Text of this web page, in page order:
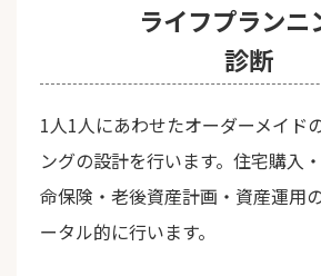
ライフプランニ
診断
1人1人にあわせたオーダーメイド
ングの設計を行います。住宅購入
命保険・老後資産計画・資産運用
ータル的に行います。